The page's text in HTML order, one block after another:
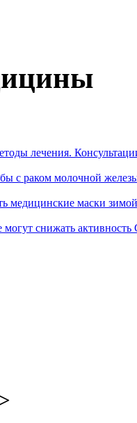
лечения.
с раком молочной
медицинские маски зимой
снижать